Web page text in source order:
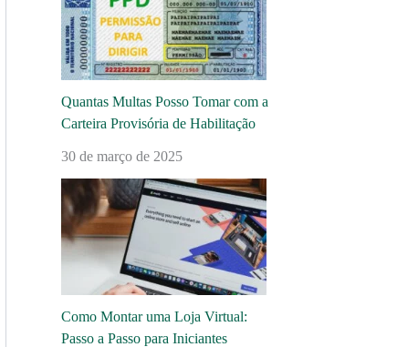
Quantas Multas Posso Tomar com a
Carteira Provisória de Habilitação
30 de março de 2025
Como Montar uma Loja Virtual:
Passo a Passo para Iniciantes